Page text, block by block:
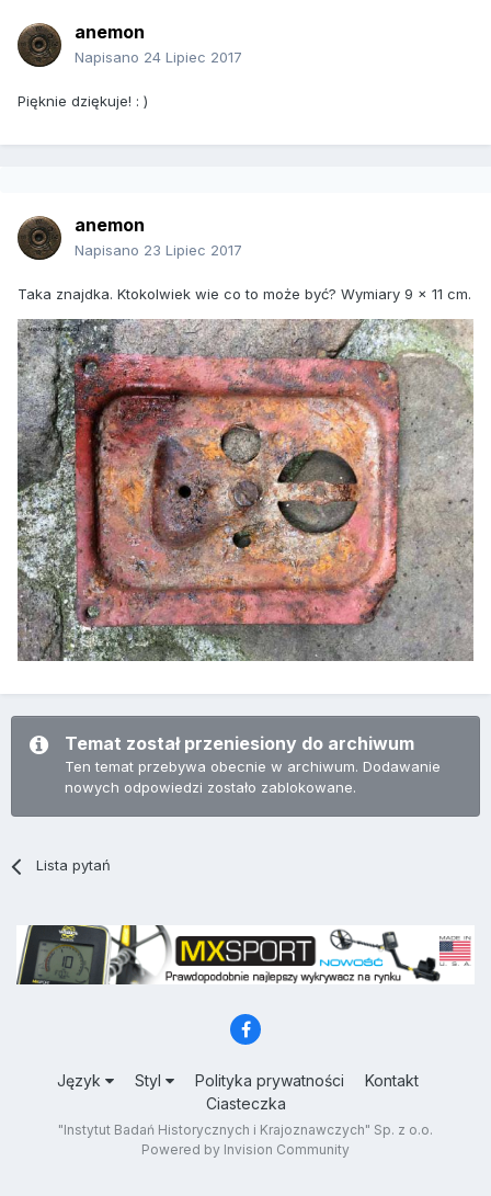
anemon
Napisano 24 Lipiec 2017
Pięknie dziękuje! : )
anemon
Napisano 23 Lipiec 2017
Taka znajdka. Ktokolwiek wie co to może być? Wymiary 9 x 11 cm.
Temat został przeniesiony do archiwum
Ten temat przebywa obecnie w archiwum. Dodawanie
nowych odpowiedzi zostało zablokowane.
Lista pytań
Język Styl Polityka prywatności
Kontakt
Ciasteczka
"Instytut Badań Historycznych i Krajoznawczych" Sp. z o.o.
Powered by Invision Community